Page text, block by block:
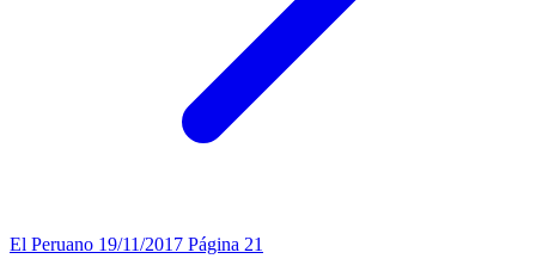
El Peruano 19/11/2017 Página 21